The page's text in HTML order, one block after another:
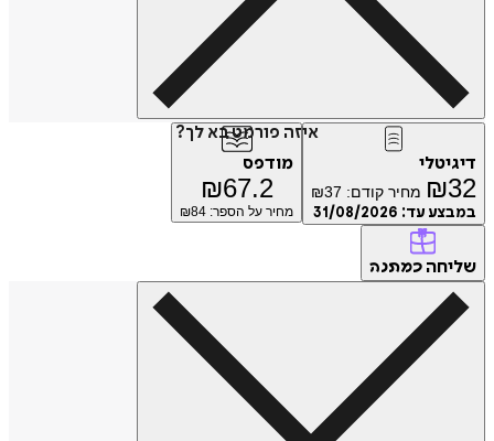
איזה פורמט בא לך?
דיגיטלי
₪32 מחיר קודם: ₪37
במבצע עד: 31/08/2026
מודפס
₪67.2
מחיר על הספר: ₪ 84
שליחה כמתנה